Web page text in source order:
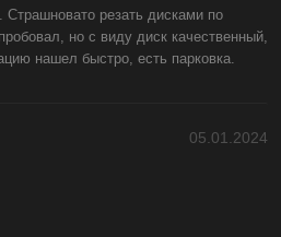
резать дисками по
но с виду диск качественный,
нашел быстро, есть парковка.
05.01.2024